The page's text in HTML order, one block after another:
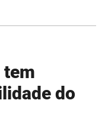
tem
do